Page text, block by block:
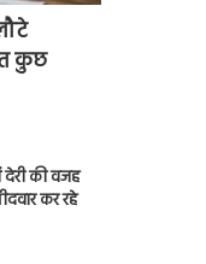
कुछ
की वजह
कर रहे